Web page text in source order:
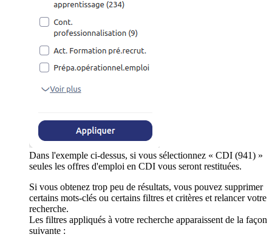
Dans l'exemple ci-dessus, si vous sélectionnez « CDI (941) »
seules les offres d'emploi en CDI vous seront restituées.
Si vous obtenez trop peu de résultats, vous pouvez supprimer
certains mots-clés ou certains filtres et critères et relancer votre
recherche.
Les filtres appliqués à votre recherche apparaissent de la façon
suivante :